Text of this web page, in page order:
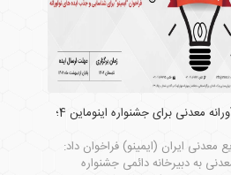
مهلت ارسال ایده های نوآورانه معدنی برای جشنواره اینوماین 4؛
معدنی ایران (ایمینو) فراخوان داد:
به دبیرخانه دائمی جشنواره